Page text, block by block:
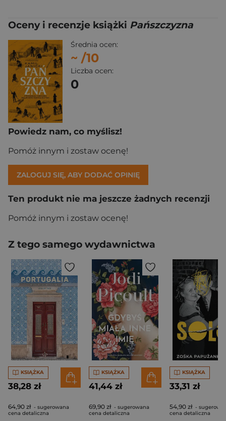
Oceny i recenzje książki Pańszczyzna
Średnia ocen:
~ /10
Liczba ocen:
0
Powiedz nam, co myślisz!
Pomóż innym i zostaw ocenę!
ZALOGUJ SIĘ, ABY DODAĆ OPINIĘ
Ten produkt nie ma jeszcze żadnych recenzji
Pomóż innym i zostaw ocenę!
Z tego samego wydawnictwa
KSIĄŻKA
38,28 zł
64,90 zł - sugerowana
cena detaliczna
KSIĄŻKA
41,44 zł
69,90 zł - sugerowana
cena detaliczna
KSIĄŻKA
33,31 zł
54,90 zł -
cena detaliczna